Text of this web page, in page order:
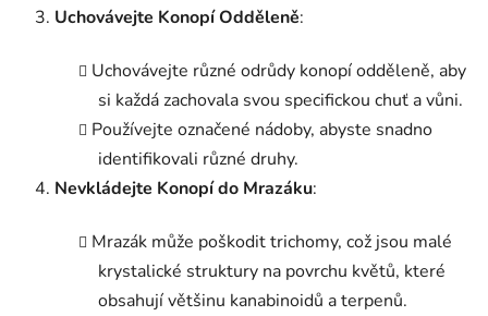
Uchovávejte Konopí Odděleně:
Uchovávejte různé odrůdy konopí odděleně, aby
si každá zachovala svou specifickou chuť a vůni.
Používejte označené nádoby, abyste snadno
identifikovali různé druhy.
Nevkládejte Konopí do Mrazáku:
Mrazák může poškodit trichomy, což jsou malé
krystalické struktury na povrchu květů, které
obsahují většinu kanabinoidů a terpenů.